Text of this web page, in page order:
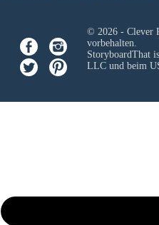
© 2026 - Clever
vorbehalten.
StoryboardThat
LLCund beim